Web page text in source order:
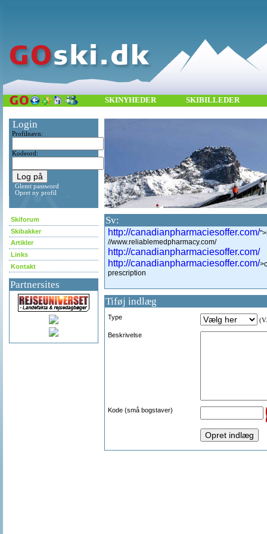
SKINYHEDER SKIBILLEDER
Login
Profilnavn:
Kodeord:
Glemt password
Opret ny profil
Skiforum
Skibakker
Artikler
Links
Kontakt
Partnersites
Sv:
http://canadianpharmaciesoffer.com/
//www.reliablemedpharmacy.com/
http://canadianpharmaciesoffer.com/
http://canadianpharmaciesoffer.com/
prescription
Tiføj indlæg
Type
Beskrivelse
Kode (små bogstaver)